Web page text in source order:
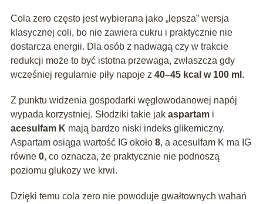
Cola zero często jest wybierana jako „lepsza” wersja
klasycznej coli, bo nie zawiera cukru i praktycznie nie
dostarcza energii. Dla osób z nadwagą czy w trakcie
redukcji może to być istotna przewaga, zwłaszcza gdy
wcześniej regularnie piły napoje z 40–45 kcal w 100 ml .
Z punktu widzenia gospodarki węglowodanowej napój
wypada korzystniej. Słodziki takie jak aspartami
acesulfam K mają bardzo niski indeks glikemiczny.
Aspartam osiąga wartość IG około 8, a acesulfam K ma IG
równe 0, co oznacza, że praktycznie nie podnoszą
poziomu glukozy we krwi.
Dzięki temu cola zero nie powoduje gwałtownych wahań